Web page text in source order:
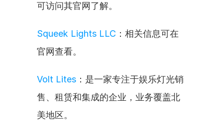
可访问其官网了解。
Squeek Lights LLC ：相关信息可在
官网查看。
Volt Lites ：是一家专注于娱乐灯光销
售、租赁和集成的企业，业务覆盖北
美地区。